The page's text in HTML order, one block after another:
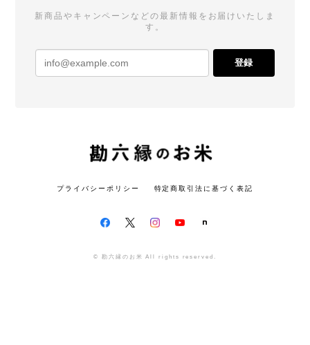
新商品やキャンペーンなどの最新情報をお届けいたしま
す。
登録
プライバシーポリシー 特定商取引法に基づく表記
© 勘六縁のお米 All rights reserved.